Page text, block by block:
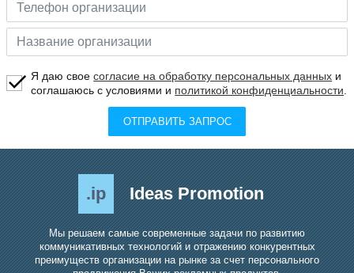
Я даю своесогласие на обработку персональных данных и
соглашаюсь с условиями и политикой конфиденциальности
ОТПРАВИТЬ ЗАПРОС
.ip Ideas Promotion
Мы решаем самые современные задачи по развитию
коммуникативных технологий и отражению конкурентных
преимуществ организации на рынке за счет персонального